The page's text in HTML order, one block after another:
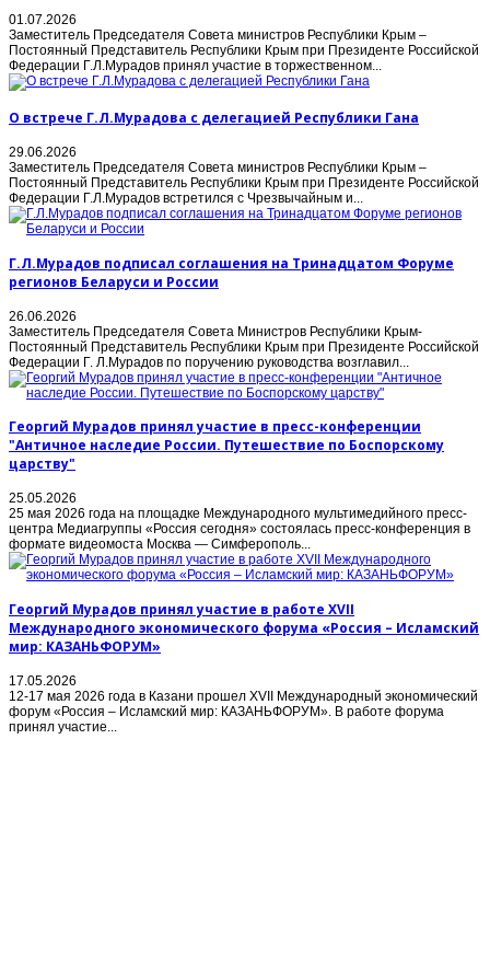
01.07.2026
Заместитель Председателя Совета министров Республики Крым –
Постоянный Представитель Республики Крым при Президенте Российской
Федерации Г.Л.Мурадов принял участие в торжественном...
О встрече Г.Л.Мурадова с делегацией Республики Гана
29.06.2026
Заместитель Председателя Совета министров Республики Крым –
Постоянный Представитель Республики Крым при Президенте Российской
Федерации Г.Л.Мурадов встретился с Чрезвычайным и...
Г.Л.Мурадов подписал соглашения на Тринадцатом Форуме
регионов Беларуси и России
26.06.2026
Заместитель Председателя Совета Министров Республики Крым-
Постоянный Представитель Республики Крым при Президенте Российской
Федерации Г. Л.Мурадов по поручению руководства возглавил...
Георгий Мурадов принял участие в пресс-конференции
"Античное наследие России. Путешествие по Боспорскому
царству"
25.05.2026
25 мая 2026 года на площадке Международного мультимедийного пресс-
центра Медиагруппы «Россия сегодня» состоялась пресс-конференция в
формате видеомоста Москва — Симферополь...
Георгий Мурадов принял участие в работе XVII
Международного экономического форума «Россия – Исламский
мир: КАЗАНЬФОРУМ»
17.05.2026
12-17 мая 2026 года в Казани прошел XVII Международный экономический
форум «Россия – Исламский мир: КАЗАНЬФОРУМ». В работе форума
принял участие...